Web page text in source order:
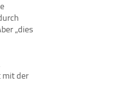
„dies
mit der